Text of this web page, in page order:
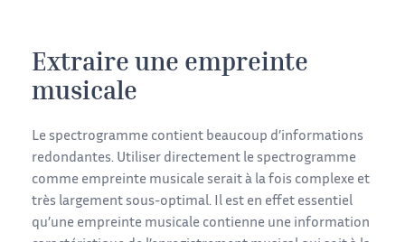
Extraire une empreinte
musicale
Le spectrogramme contient beaucoup d’informations
redondantes. Utiliser directement le spectrogramme
comme empreinte musicale serait à la fois complexe et
très largement sous-optimal. Il est en effet essentiel
qu’une empreinte musicale contienne une information